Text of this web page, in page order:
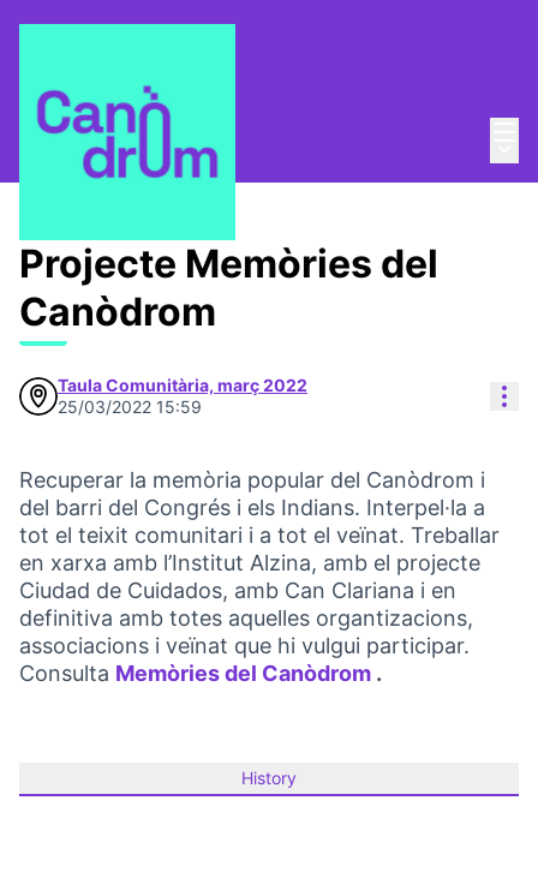
Taula Comunitària / Proposals
Projecte Memòries del
Canòdrom
Taula Comunitària, març 2022
25/03/2022 15:59
Recuperar la memòria popular del Canòdrom i
del barri del Congrés i els Indians. Interpel·la a
tot el teixit comunitari i a tot el veïnat. Treballar
en xarxa amb l’Institut Alzina, amb el projecte
Ciudad de Cuidados, amb Can Clariana i en
definitiva amb totes aquelles organtizacions,
associacions i veïnat que hi vulgui participar.
Consulta Memòries del Canòdrom .
History